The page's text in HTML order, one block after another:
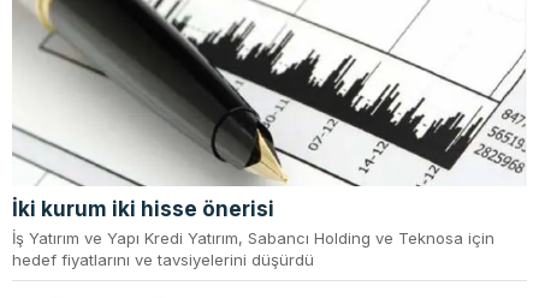
İki kurum iki hisse önerisi
İş Yatırım ve Yapı Kredi Yatırım, Sabancı Holding ve Teknosa için
hedef fiyatlarını ve tavsiyelerini düşürdü